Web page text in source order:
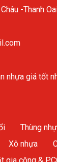
-Thanh
nhựa giá tốt
Thùng
Xô nhựa